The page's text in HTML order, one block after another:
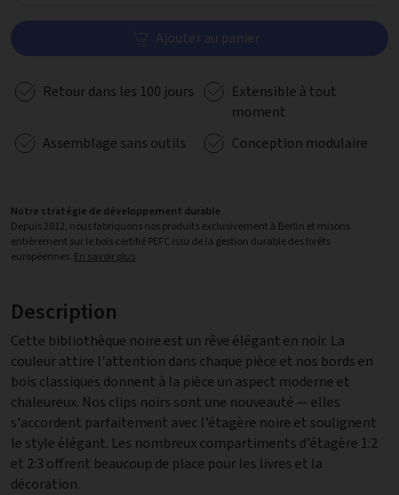
Ajouter au panier
Retour dans les 100 jours
Extensible à tout
moment
Assemblage sans outils
Conception modulaire
Notre stratégie de développement durable
Depuis 2012, nous fabriquons nos produits exclusivement à Berlin et misons
entièrement sur le bois certifié PEFC issu de la gestion durable des forêts
européennes. En savoir plus
Description
Cette bibliothèque noire est un rêve élégant en noir. La
couleur attire l'attention dans chaque pièce et nos bords en
bois classiques donnent à la pièce un aspect moderne et
chaleureux. Nos clips noirs sont une nouveauté — elles
s'accordent parfaitement avec l'étagère noire et soulignent
le style élégant. Les nombreux compartiments d'étagère 1:2
et 2:3 offrent beaucoup de place pour les livres et la
décoration.